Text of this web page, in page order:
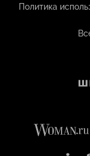
Политика